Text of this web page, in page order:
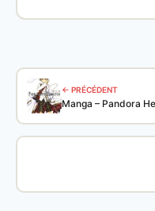
← PRÉCÉDENT
Manga – Pandora